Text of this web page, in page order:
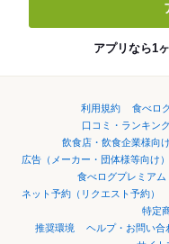
アプリなら1
利用規約 食べロ
口コミ・ランキン
飲食店・飲食企業様向
広告（メーカー・団体様等向け
食べログプレミアム
ネット予約（リクエスト予約）
特定
推奨環境
ヘルプ・お問い合